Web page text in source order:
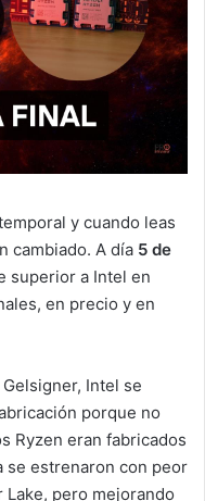
y cuando leas
cambiado. A día 5 de
superior a Intel en
en precio y en
Intel se
porque no
Ryzen eran fabricados
se estrenaron con peor
pero mejorando